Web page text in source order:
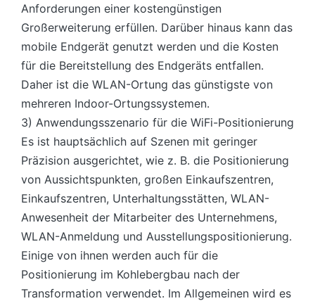
Anforderungen einer kostengünstigen
Großerweiterung erfüllen. Darüber hinaus kann das
mobile Endgerät genutzt werden und die Kosten
für die Bereitstellung des Endgeräts entfallen.
Daher ist die WLAN-Ortung das günstigste von
mehreren Indoor-Ortungssystemen.
3) Anwendungsszenario für die WiFi-Positionierung
Es ist hauptsächlich auf Szenen mit geringer
Präzision ausgerichtet, wie z. B. die Positionierung
von Aussichtspunkten, großen Einkaufszentren,
Einkaufszentren, Unterhaltungsstätten, WLAN-
Anwesenheit der Mitarbeiter des Unternehmens,
WLAN-Anmeldung und Ausstellungspositionierung.
Einige von ihnen werden auch für die
Positionierung im Kohlebergbau nach der
Transformation verwendet. Im Allgemeinen wird es